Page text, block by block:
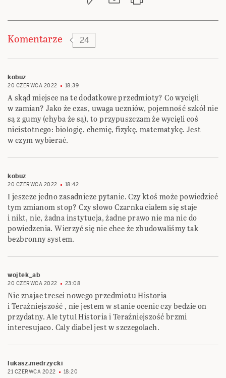
Komentarze 24
kobuz
20 CZERWCA 2022 18:39
A skąd miejsce na te dodatkowe przedmioty? Co wycięli
w zamian? Jako że czas, uwaga uczniów, pojemność szkół nie
są z gumy (chyba że są), to przypuszczam że wycięli coś
nieistotnego: biologię, chemię, fizykę, matematykę. Jest
w czym wybierać.
kobuz
20 CZERWCA 2022 18:42
I jeszcze jedno zasadnicze pytanie. Czy ktoś może powiedzieć
tym zmianom stop? Czy słowo Czarnka ciałem się staje
i nikt, nic, żadna instytucja, żadne prawo nie ma nic do
powiedzenia. Wierzyć się nie chce że zbudowaliśmy tak
bezbronny system.
wojtek_ab
20 CZERWCA 2022 23:08
Nie znajac tresci nowego przedmiotu Historia
i Teraźniejszość , nie jestem w stanie ocenic czy bedzie on
przydatny. Ale tytul Historia i Teraźniejszość brzmi
interesujaco. Caly diabel jest w szczegolach.
lukasz.medrzycki
21 CZERWCA 2022 18:20